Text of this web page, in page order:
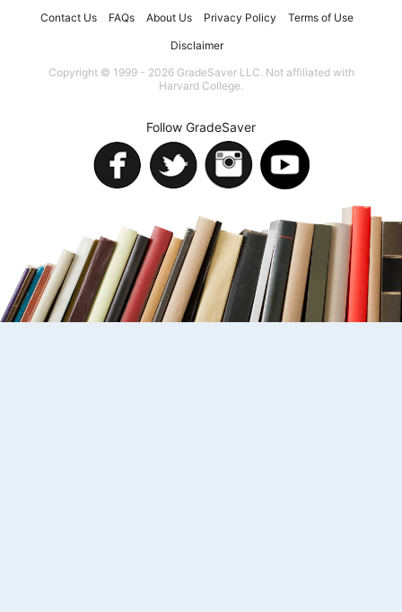
Contact Us FAQs About Us Privacy Policy Terms of Use
Disclaimer
Copyright © 1999 - 2026 GradeSaver LLC. Not affiliated with
Harvard College.
Follow GradeSaver